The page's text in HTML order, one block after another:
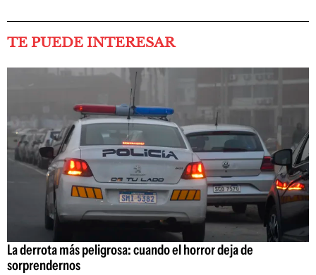
TE PUEDE INTERESAR
La derrota más peligrosa: cuando el horror deja de
sorprendernos